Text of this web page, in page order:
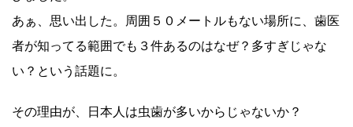
あぁ、思い出した。周囲５０メートルもない場所に、歯医
者が知ってる範囲でも３件あるのはなぜ？多すぎじゃな
い？という話題に。
その理由が、日本人は虫歯が多いからじゃないか？